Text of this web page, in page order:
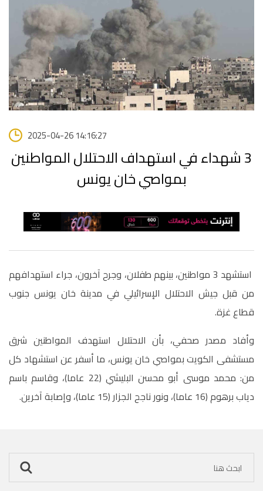
2025-04-26 14:16:27
3 شهداء في استهداف الاحتلال المواطنين
بمواصي خان يونس
استشهد 3 مواطنين، بينهم طفلان، وجرح آخرون، جراء استهدافهم
من قبل جيش الاحتلال الإسرائيلي في مدينة خان يونس جنوب
قطاع غزة.
وأفاد مصدر صحفي، بأن الاحتلال استهدف المواطنين شرق
مستشفى الكويت بمواصي خان يونس، ما أسفر عن استشهاد كل
من: محمد موسى أبو محسن البليشي (22 عاما)، وقاسم باسم
دياب برهوم (16 عاما)، ونور ناجح الجزار (15 عاما)، وإصابة آخرين.